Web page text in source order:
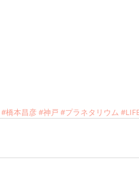
#橋本昌彦#神戸 #プラネタリウム